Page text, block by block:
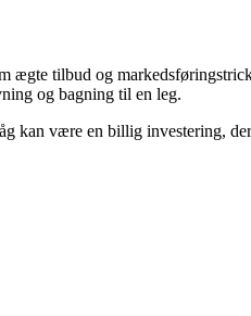
ægte tilbud og
og bagning til en leg.
kan være en billig investering,